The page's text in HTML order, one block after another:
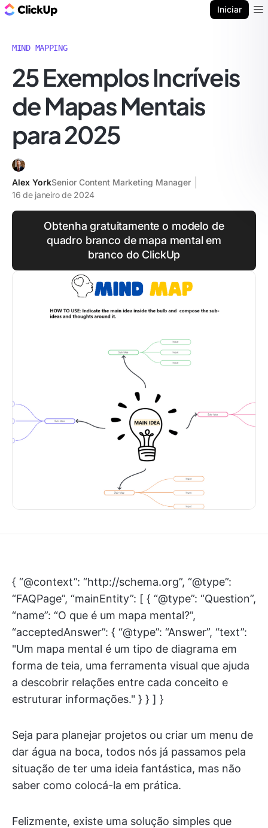
Iniciar
MIND MAPPING
25 Exemplos Incríveis
de Mapas Mentais
para 2025
Alex YorkSenior Content Marketing Manager
16 de janeiro de 2024
Obtenha gratuitamente o modelo de
quadro branco de mapa mental em
branco do ClickUp
{ “@context”: “http://schema.org”, “@type”:
“FAQPage”, “mainEntity”: [ { “@type”: “Question”,
“name”: “O que é um mapa mental?”,
“acceptedAnswer”: { “@type”: “Answer”, “text”:
"Um mapa mental é um tipo de diagrama em
forma de teia, uma ferramenta visual que ajuda
a descobrir relações entre cada conceito e
estruturar informações." } } ] }
Seja para planejar projetos ou criar um menu de
dar água na boca, todos nós já passamos pela
situação de ter uma ideia fantástica, mas não
saber como colocá-la em prática.
Felizmente, existe uma solução simples que